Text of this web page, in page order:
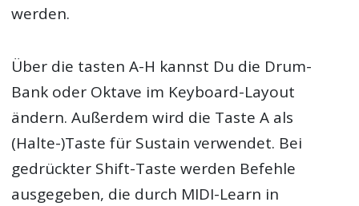
werden.
Über die tasten A-H kannst Du die Drum-
Bank oder Oktave im Keyboard-Layout
ändern. Außerdem wird die Taste A als
(Halte-)Taste für Sustain verwendet. Bei
gedrückter Shift-Taste werden Befehle
ausgegeben, die durch MIDI-Learn in